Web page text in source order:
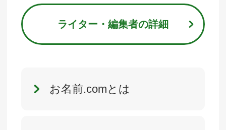
ライター・編集者の詳細
お名前.comとは